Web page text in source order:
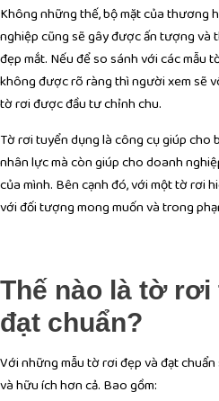
Không những thế, bộ mặt của thương
nghiệp cũng sẽ gây được ấn tượng và
đẹp mắt. Nếu để so sánh với các mẫu
không được rõ ràng thì người xem sẽ
tờ rơi được đầu tư chỉnh chu.
Tờ rơi tuyển dụng là công cụ giúp
nhân lực mà còn giúp cho doanh
của mình. Bên cạnh đó, với một tờ rơi
với đối tượng mong muốn và trong
Thế nào là tờ rơi
đạt chuẩn?
Với những mẫu tờ rơi đẹp và đạt
và hữu ích hơn cả. Bao gồm: